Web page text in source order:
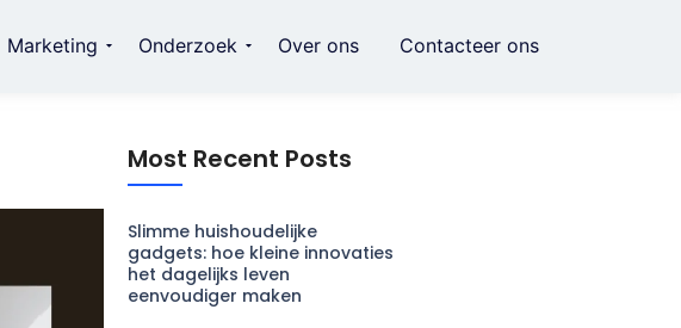
Marketing Onderzoek Over ons Contacteer ons
Most Recent Posts
Slimme huishoudelijke
gadgets: hoe kleine innovaties
het dagelijks leven
eenvoudiger maken